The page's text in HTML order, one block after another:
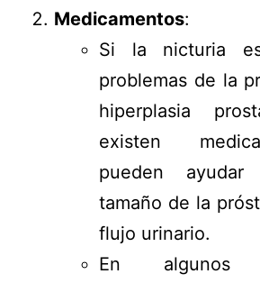
Medicamentos:
Si la nicturia
problemas de la
hiperplasia
existen
pueden
tamaño de la
flujo urinario.
En algunos